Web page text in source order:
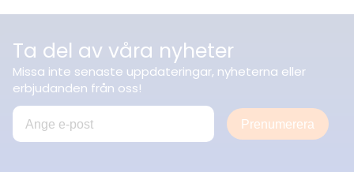
Ta del av våra nyheter
Missa inte senaste uppdateringar, nyheterna eller
erbjudanden från oss!
Prenumerera